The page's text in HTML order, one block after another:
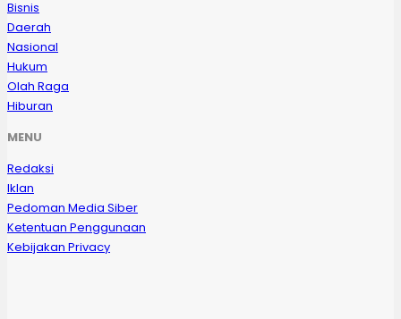
Bisnis
Daerah
Nasional
Hukum
Olah Raga
Hiburan
MENU
Redaksi
Iklan
Pedoman Media Siber
Ketentuan Penggunaan
Kebijakan Privacy